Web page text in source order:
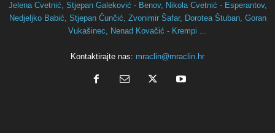
Jelena Cvetnić, Stjepan Galeković - Benov, Nikola Cvetnić - Esperantov,
Nedjeljko Babić, Stjepan Čunčić, Zvonimir Šafar, Dorotea Štuban, Goran
Vukašinec, Nenad Kovačić - Krempi ...
Kontaktirajte nas: mraclin@mraclin.hr